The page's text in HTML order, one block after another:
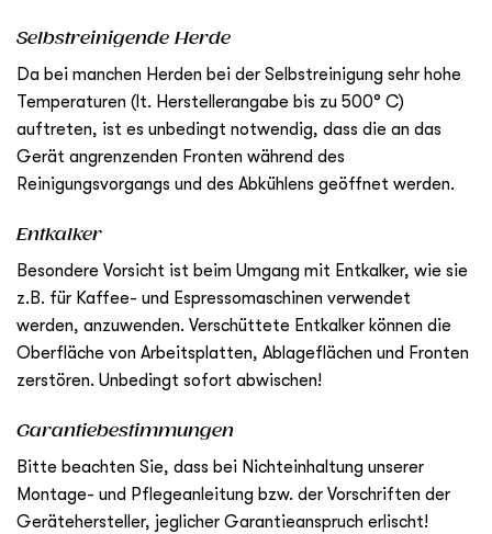
Selbstreinigende Herde
Da bei manchen Herden bei der Selbstreinigung sehr hohe
Temperaturen (lt. Herstellerangabe bis zu 500° C)
auftreten, ist es unbedingt notwendig, dass die an das
Gerät angrenzenden Fronten während des
Reinigungsvorgangs und des Abkühlens geöffnet werden.
Entkalker
Besondere Vorsicht ist beim Umgang mit Entkalker, wie sie
z.B. für Kaffee- und Espressomaschinen verwendet
werden, anzuwenden. Verschüttete Entkalker können die
Oberfläche von Arbeitsplatten, Ablageflächen und Fronten
zerstören. Unbedingt sofort abwischen!
Garantiebestimmungen
Bitte beachten Sie, dass bei Nichteinhaltung unserer
Montage- und Pflegeanleitung bzw. der Vorschriften der
Gerätehersteller, jeglicher Garantieanspruch erlischt!